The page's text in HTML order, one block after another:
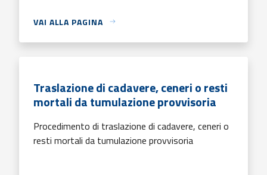
VAI ALLA PAGINA
Traslazione di cadavere, ceneri o resti
mortali da tumulazione provvisoria
Procedimento di traslazione di cadavere, ceneri o
resti mortali da tumulazione provvisoria